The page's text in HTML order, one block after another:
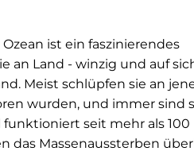
ist ein faszinierendes
an Land - winzig und auf
Meist schlüpfen sie an
wurden, und immer sind
seit mehr als 100
das Massenaussterben